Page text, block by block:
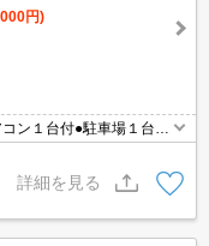
円)
ン１台付●駐車場１台無
詳細を見る